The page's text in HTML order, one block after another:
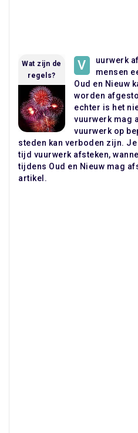
Wat zijn de
regels?
V
uurwerk
mensen
Oud en Nieuw
worden
echter is het
vuurwerk mag
vuurwerk op
steden kan verboden zijn.
tijd vuurwerk afsteken,
tijdens Oud en Nieuw mag
artikel.